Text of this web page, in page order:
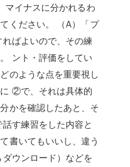
イナスに分かれるわ
ください。 （A）「プ
ばよいので、その練
ント・評価をしてい
のような点を重要視し
②で、それは具体的
かを確認したあと、そ
す練習をした内容と
書いてもいいし、違う
ウンロード）などを